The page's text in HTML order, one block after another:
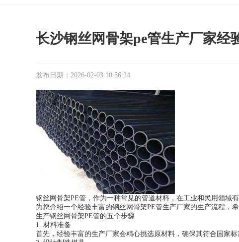
长沙钢丝网骨架pe管生产厂家经
发布日期：2026-02-03 10:56:24
钢丝网骨架PE管，作为一种常见的管道材料，在工业和民用领域
为您介绍一个经验丰富的钢丝网骨架PE管生产厂家的生产流程，希
生产钢丝网骨架PE管的五个步骤
1. 材料准备
首先，经验丰富的生产厂家会精心挑选原材料，确保其符合国家